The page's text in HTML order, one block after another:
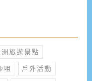
洲旅遊景點
咀 戶外活動